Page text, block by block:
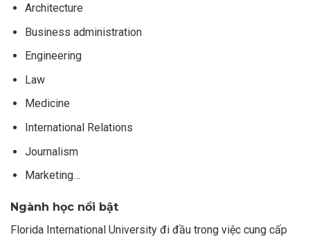
Architecture
Business administration
Engineering
Law
Medicine
International Relations
Journalism
Marketing…
Ngành học nổi bật
Florida International University đi đầu trong việc cung cấp